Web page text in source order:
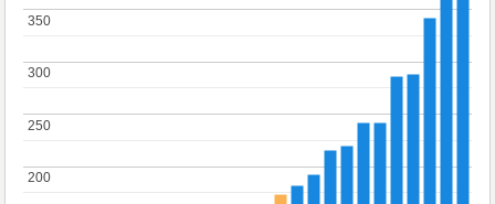
200
200
250
250
300
300
350
350